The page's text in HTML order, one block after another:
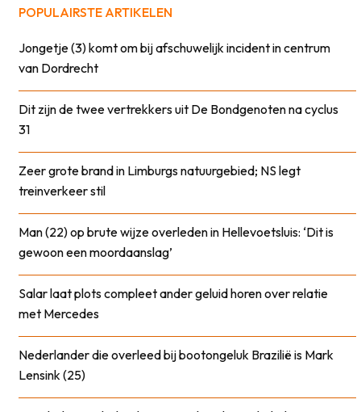
POPULAIRSTE ARTIKELEN
Jongetje (3) komt om bij afschuwelijk incident in centrum
van Dordrecht
Dit zijn de twee vertrekkers uit De Bondgenoten na cyclus
31
Zeer grote brand in Limburgs natuurgebied; NS legt
treinverkeer stil
Man (22) op brute wijze overleden in Hellevoetsluis: ‘Dit is
gewoon een moordaanslag’
Salar laat plots compleet ander geluid horen over relatie
met Mercedes
Nederlander die overleed bij bootongeluk Brazilië is Mark
Lensink (25)